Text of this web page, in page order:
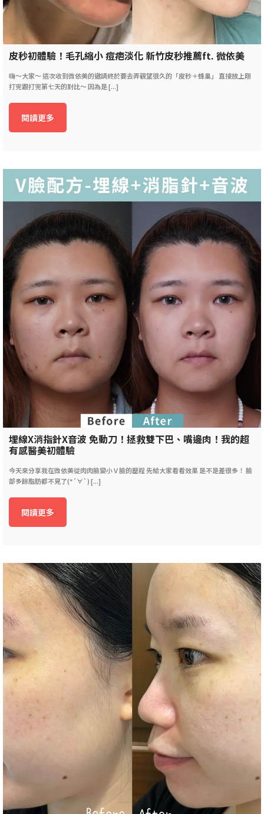
皮秒初體驗！毛孔縮小 痘疤淡化 新竹皮秒推薦ft. 微依美
嗨～大家～ 這次收到微依美的邀請終於要去弄觀望很久的「皮秒＋蜂巢」 直接放上剛
打完跟打完第七天的對比～ 因為是 [...]
閱讀更多
埋線X消指針X音波 免動刀！拯救雙下巴、嘴邊肉！我的超
有感醫美初體驗
今天來分享我在微依美從肉肉臉變小Ｖ臉的歷程 先給大家看看效果 是不是差很多！ 臉
部多餘脂肪都不見了(*´∀`) [...]
閱讀更多